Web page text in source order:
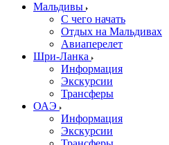
Мальдивы
С чего начать
Отдых на Мальдивах
Авиаперелет
Шри-Ланка
Информация
Экскурсии
Трансферы
ОАЭ
Информация
Экскурсии